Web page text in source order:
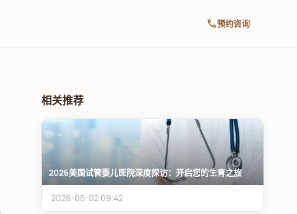
call预约咨询
相关推荐
2026美国试管婴儿医院深度探访：开启您的生育之旅
2026-06-02 09:42